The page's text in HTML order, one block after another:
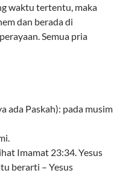
waktu tertentu, maka
dan berada di
Semua pria
ada Paskah): pada musim
Imamat 23:34. Yesus
berarti – Yesus